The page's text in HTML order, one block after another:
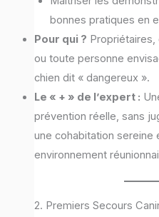
bonnes pratiques en
Pour qui ?
ou toute personne
chien dit « dangereux ».
Le « + » de l’expert :
prévention réelle, sans
une cohabitation sereine
environnement
2. Premiers Secours